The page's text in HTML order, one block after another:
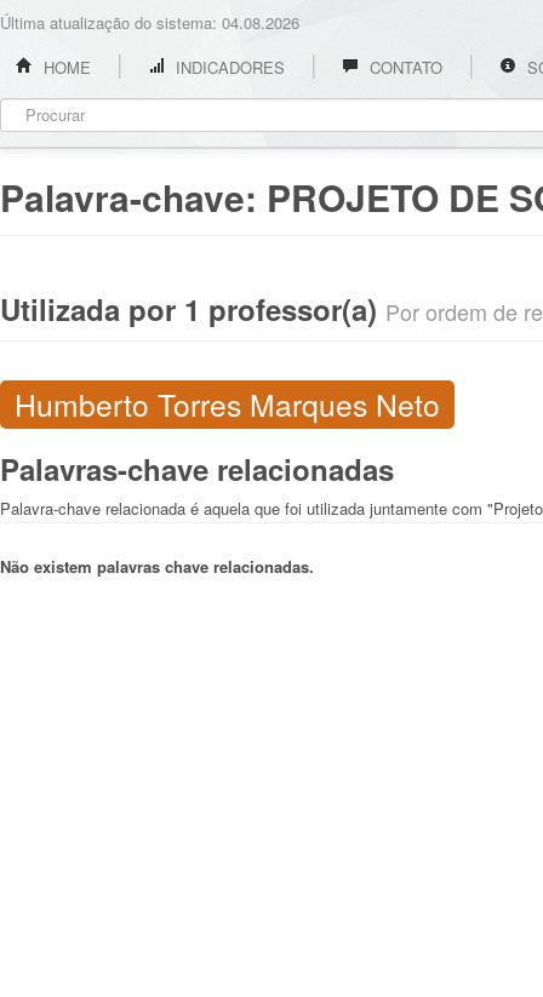
Última atualização do sistema: 04.08.2026
HOME
INDICADORES CONTATO
Palavra-chave: PROJETO DE
Utilizada por 1 professor(a) Por ordem de
Humberto Torres Marques Neto
Palavras-chave relacionadas
Palavra-chave relacionada é aquela que foi utilizada juntamente com
Não existem palavras chave relacionadas.